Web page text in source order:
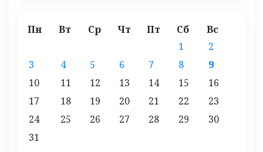
Пн Вт Ср Чт Пт Сб Вс
1
2
3
4 5 6 7 8
9
10
11 12 13 14 15
16
17
18 19 20 21 22
23
24
25 26 27 28 29
30
31